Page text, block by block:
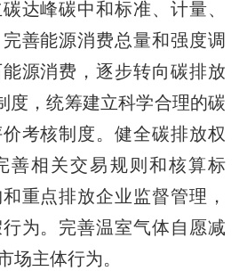
达峰碳中和标准、计量、
善能源消费总量和强度调
源消费，逐步转向碳排放
度，统筹建立科学合理的碳
考核制度。健全碳排放权
善相关交易规则和核算标
重点排放企业监督管理，
为。完善温室气体自愿减
场主体行为。